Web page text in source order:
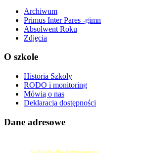
Archiwum
Primus Inter Pares -gimn
Absolwent Roku
Zdjęcia
O szkole
Historia Szkoły
RODO i monitoring
Mówią o nas
Deklaracja dostępności
Dane adresowe